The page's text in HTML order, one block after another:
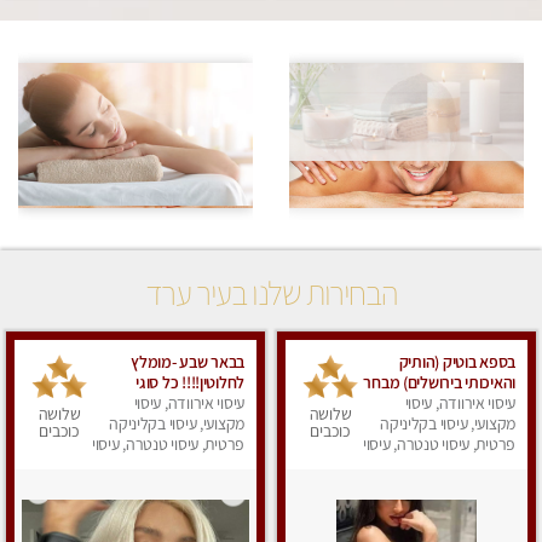
הבחירות שלנו בעיר ערד
בספא בוטיק (הותיק
והאיכותי בירושלים) מבחר
טיפולים מפנקים עם
שמנים חמים לגוף ולנפש.
עיסוי אירוודה, עיסוי
מקצועי, עיסוי בקליניקה
פרטית, עיסוי טנטרה, עיסוי
שלושה
כוכבים
בבאר שבע -מומלץ
לחלוטין!!!! כל סוגי
העיסויים מעסה מקצועית
ואיכותית פרטי!!!
עיסוי אירוודה, עיסוי
מקצועי, עיסוי בקליניקה
פרטית, עיסוי טנטרה, עיסוי
שלושה
כוכבים